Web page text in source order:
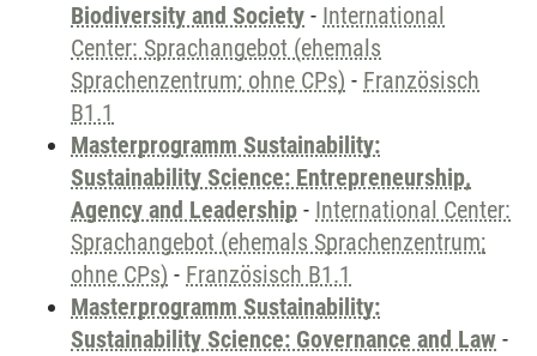
Biodiversity and Society - International
Center: Sprachangebot (ehemals
Sprachenzentrum; ohne CPs) - Französisch
B1.1
Masterprogramm Sustainability:
Sustainability Science: Entrepreneurship,
Agency and Leadership - International Center:
Sprachangebot (ehemals Sprachenzentrum;
ohne CPs) - Französisch B1.1
Masterprogramm Sustainability:
Sustainability Science: Governance and Law -